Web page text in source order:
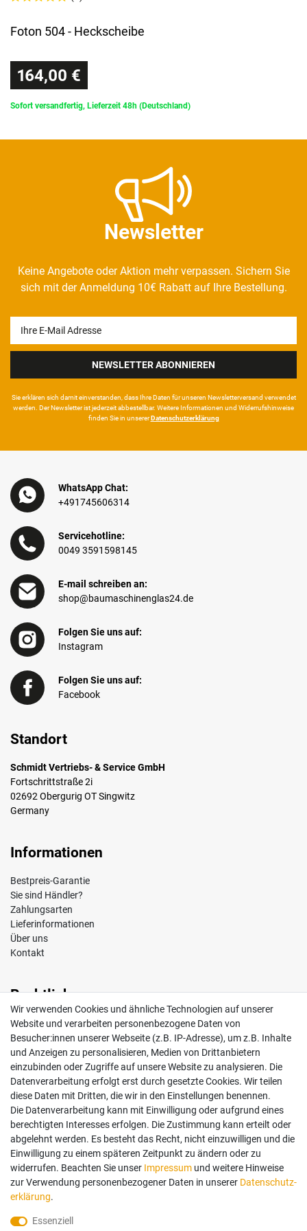
Foton 504 - Heckscheibe
164,00 €
Sofort versandfertig, Lieferzeit 48h (Deutschland)
Newsletter
Keine Angebote oder Aktion mehr verpassen. Sichern Sie
sich mit der Anmeldung 10€ Rabatt auf Ihre Bestellung.
Honig
NEWSLETTER ABONNIEREN
Sie erklären sich damit ein­ver­standen, dass Ihre Da­ten für unseren News­letter­versand ver­wen­det
werden. Der News­letter ist jeder­zeit ab­bestel­lbar. Weitere Infor­mationen und Wider­rufshin­weise
finden Sie in unsererDaten­schutz­erklärung
WhatsApp Chat:
+491745606314
Servicehotline:
0049 3591598145
E-mail schreiben an:
shop@baumaschinenglas24.de
Folgen Sie uns auf:
Instagram
Folgen Sie uns auf:
Facebook
Standort
Schmidt Vertriebs- & Service GmbH
Fortschrittstraße 2i
02692 Obergurig OT Singwitz
Germany
Informationen
Bestpreis-Garantie
Sie sind Händler?
Zahlungsarten
Lieferinformationen
Über uns
Kontakt
Rechtliches
Impressum
AGB
Widerrufsrecht
Datenschutz
Vertrag widerrufen
Mein Konto
Anmelden
Registrieren
Bezahlung und Versand
Wir verwenden Cookies und ähnliche Technologien auf unserer
Website und verarbeiten personenbezogene Daten von
Besucher:innen unserer Webseite (z.B. IP-Adresse), um z.B. Inhalte
und Anzeigen zu personalisieren, Medien von Drittanbietern
einzubinden oder Zugriffe auf unsere Website zu analysieren. Die
Datenverarbeitung erfolgt erst durch gesetzte Cookies. Wir teilen
diese Daten mit Dritten, die wir in den Einstellungen benennen.
Die Datenverarbeitung kann mit Einwilligung oder aufgrund eines
berechtigten Interesses erfolgen. Die Zustimmung kann erteilt oder
abgelehnt werden. Es besteht das Recht, nicht einzuwilligen und die
Einwilligung zu einem späteren Zeitpunkt zu ändern oder zu
widerrufen. Beachten Sie unser Impressum und weitere Hinweise
zur Verwendung personenbezogener Daten in unserer Daten­schutz­
erklärung.
Essenziell